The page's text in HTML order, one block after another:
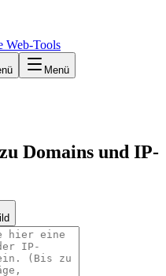
Web-Tools
Menü
Domains und IP-